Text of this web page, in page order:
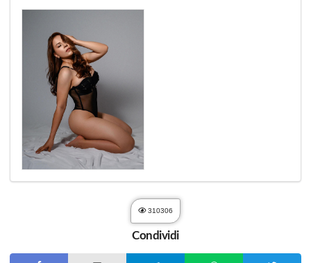
310306
Condividi